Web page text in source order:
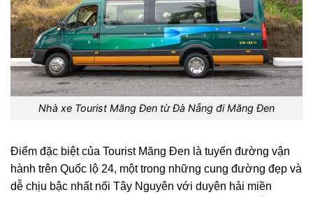
Nhà xe Tourist Măng Đen từ Đà Nẵng đi Măng Đen
Điểm đặc biệt của Tourist Măng Đen là tuyến đường vận
hành trên Quốc lộ 24, một trong những cung đường đẹp và
dễ chịu bậc nhất nối Tây Nguyên với duyên hải miền